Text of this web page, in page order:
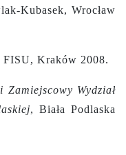
Kubasek, Wrocław
FISU, Kraków 2008.
Wydział
, Biała Podlaska